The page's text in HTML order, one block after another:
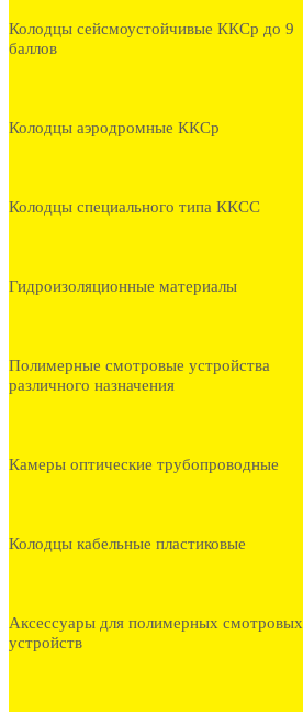
Колодцы сейсмоустойчивые ККСр до 9
баллов
Колодцы аэродромные ККСр
Колодцы специального типа ККСС
Гидроизоляционные материалы
Полимерные смотровые устройства
различного назначения
Камеры оптические трубопроводные
Колодцы кабельные пластиковые
Аксессуары для полимерных смотровых
устройств